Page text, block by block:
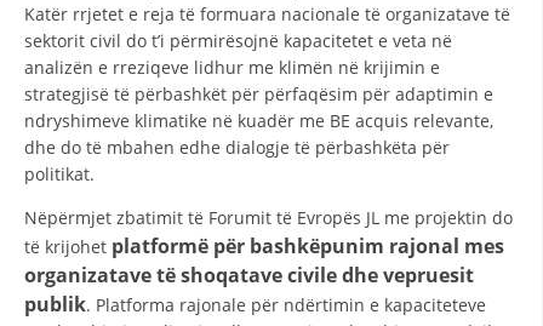
Katër rrjetet e reja të formuara nacionale të organizatave të
sektorit civil do t’i përmirësojnë kapacitetet e veta në
analizën e rreziqeve lidhur me klimën në krijimin e
strategjisë të përbashkët për përfaqësim për adaptimin e
ndryshimeve klimatike në kuadër me BE acquis relevante,
dhe do të mbahen edhe dialogje të përbashkëta për
politikat.
Nëpërmjet zbatimit të Forumit të Evropës JL me projektin do
të krijohet platformë për bashkëpunim rajonal mes
organizatave të shoqatave civile dhe vepruesit
publik. Platforma rajonale për ndërtimin e kapaciteteve